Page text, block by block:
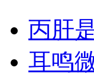
丙肝
耳鸣